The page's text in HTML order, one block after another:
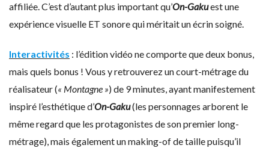
affiliée. C’est d’autant plus important qu’On-Gakuest une
expérience visuelle ET sonore qui méritait un écrin soigné.
Interactivités : l’édition vidéo ne comporte que deux bonus,
mais quels bonus ! Vous y retrouverez un court-métrage du
réalisateur (« Montagne ») de 9 minutes, ayant manifestement
inspiré l’esthétique d’On-Gaku(les personnages arborent le
même regard que les protagonistes de son premier long-
métrage), mais également un making-of de taille puisqu’il